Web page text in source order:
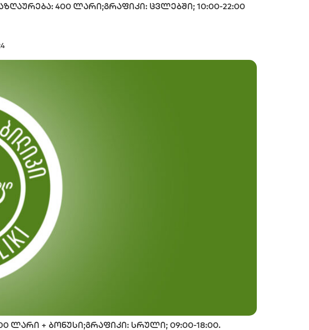
400 ლარი;გრაფიკი: ცვლებში; 10:00-22:00
ლარი + ბონუსი;გრაფიკი: სრული; 09:00-18:00.